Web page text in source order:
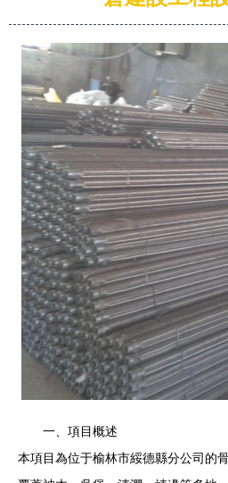
一、項目概述
本項目為位于榆林市綏德縣分公司的